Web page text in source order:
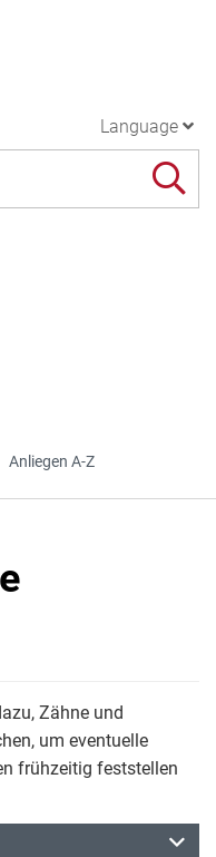
Language
Anliegen A-Z
Zähne und
um eventuelle
frühzeitig feststellen